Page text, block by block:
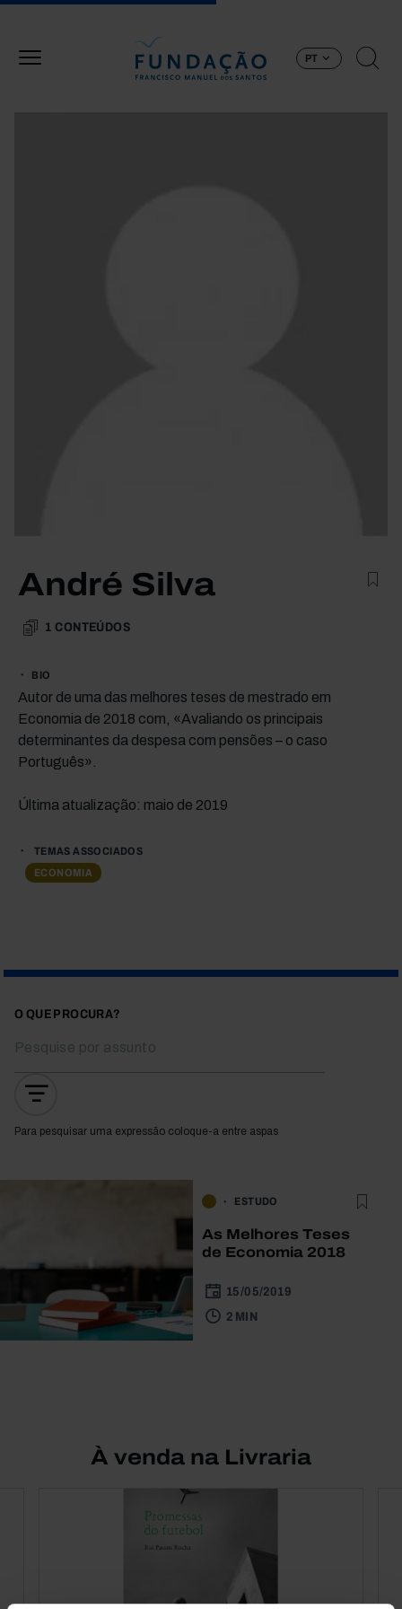
PT
André Silva
1 CONTEÚDOS
BIO
Autor de uma das melhores teses de mestrado em
Economia de 2018 com, «Avaliando os principais
determinantes da despesa com pensões – o caso
Português».
Última atualização: maio de 2019
TEMAS ASSOCIADOS
ECONOMIA
O QUE PROCURA?
Para pesquisar uma expressão coloque-a entre aspas
ESTUDO
As Melhores Teses
de Economia 2018
15/05/2019
2 MIN
À venda na Livraria